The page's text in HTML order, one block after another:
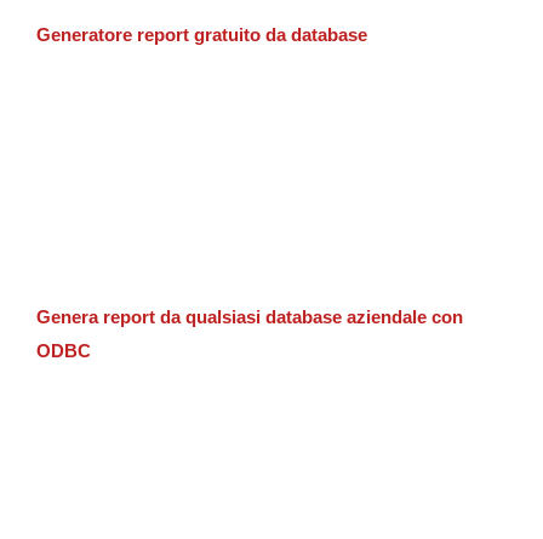
Generatore report gratuito da database
Genera report da qualsiasi database aziendale con
ODBC